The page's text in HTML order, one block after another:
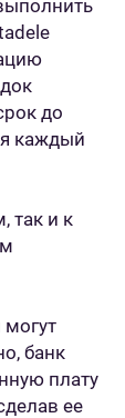
до
каждый
так и к
банк
плату
ее